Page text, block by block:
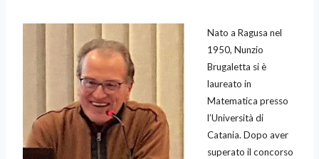
Nato a Ragusa nel
1950, Nunzio
Brugaletta si è
laureato in
Matematica presso
l’Università di
Catania. Dopo aver
superato il concorso